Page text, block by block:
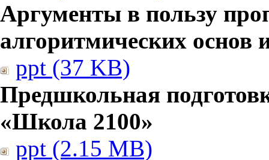
Аргументы в пользу
алгоритмических основ
ppt (37 KB)
Предшкольная
«Школа 2100»
ppt (2.15 MB)